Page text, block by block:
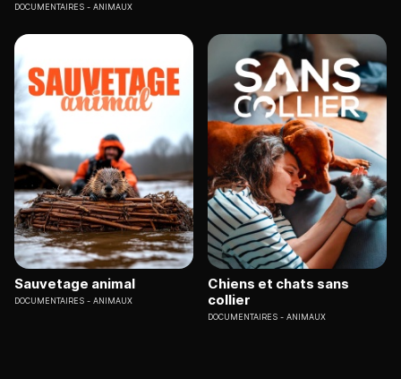
DOCUMENTAIRES ANIMAUX
Sauvetage animal
DOCUMENTAIRES ANIMAUX
Chiens et chats sans
collier
DOCUMENTAIRES ANIMAUX